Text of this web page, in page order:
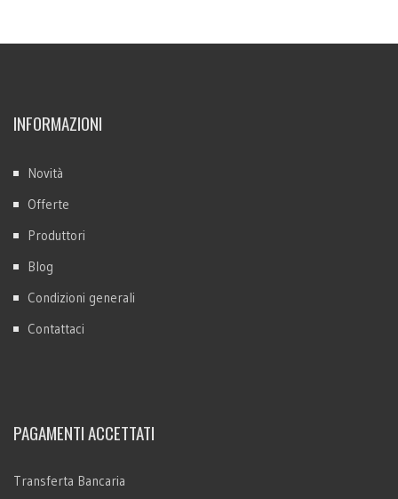
INFORMAZIONI
Novità
Offerte
Produttori
Blog
Condizioni generali
Contattaci
PAGAMENTI ACCETTATI
Transferta Bancaria